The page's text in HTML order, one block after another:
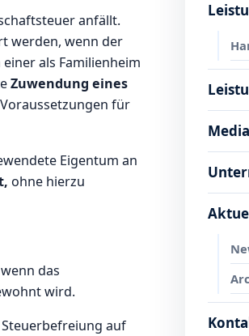
anfällt.
werden, wenn der
einer als Familienheim
Zuwendung eines
für
Eigentum an
ohne hierzu
das
wird.
auf